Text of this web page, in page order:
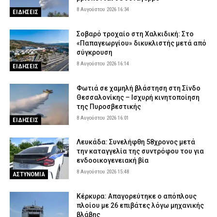
ΕΙΔΗΣΕΙΣ 8 Αυγούστου 2026 16:34
ΕΙΔΗΣΕΙΣ
Σοβαρό τροχαίο στη Χαλκιδική: Στο
«Παπαγεωργίου» δικυκλιστής μετά από
σύγκρουση
8 Αυγούστου 2026 16:14
ΕΙΔΗΣΕΙΣ
Φωτιά σε χαμηλή βλάστηση στη Σίνδο
Θεσσαλονίκης – Ισχυρή κινητοποίηση
της Πυροσβεστικής
8 Αυγούστου 2026 16:01
ΑΣΤΥΝΟΜΙΑ
Λευκάδα: Συνελήφθη 58χρονος μετά
την καταγγελία της συντρόφου του για
ενδοοικογενειακή βία
8 Αυγούστου 2026 15:48
Κέρκυρα: Απαγορεύτηκε ο απόπλους
πλοίου με 26 επιβάτες λόγω μηχανικής
βλάβης